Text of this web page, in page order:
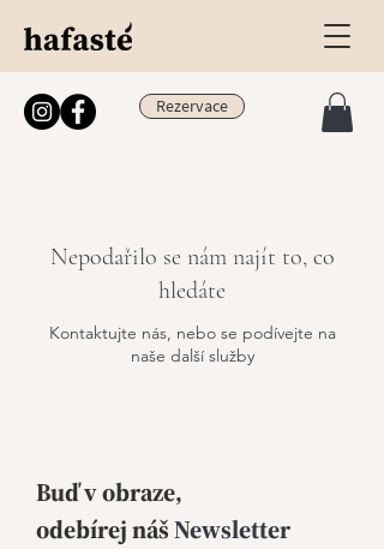
Rezervace
Nepodařilo se nám najít to, co
hledáte
Kontaktujte nás, nebo se podívejte na
naše další služby
Buď v obraze,
odebírejnášNewsletter